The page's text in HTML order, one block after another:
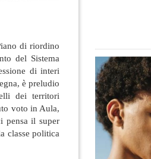
di riordino
del Sistema
di interi
è preludio
dei territori
voto in Aula,
pensa il super
classe politica